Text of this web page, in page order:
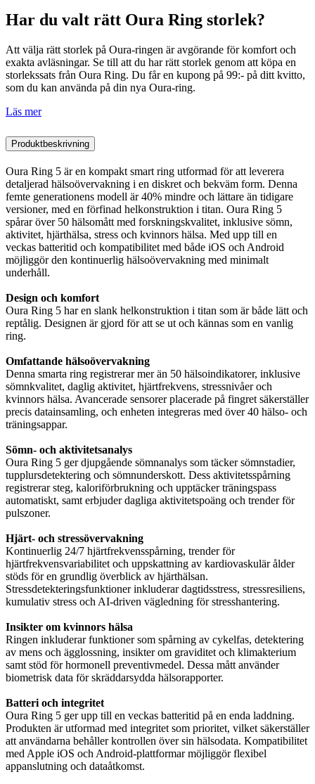
Har du valt rätt Oura Ring storlek?
Att välja rätt storlek på Oura-ringen är avgörande för komfort och
exakta avläsningar. Se till att du har rätt storlek genom att köpa en
storlekssats från Oura Ring. Du får en kupong på 99:- på ditt kvitto,
som du kan använda på din nya Oura-ring.
Läs mer
Produktbeskrivning
Oura Ring 5 är en kompakt smart ring utformad för att leverera
detaljerad hälsoövervakning i en diskret och bekväm form. Denna
femte generationens modell är 40% mindre och lättare än tidigare
versioner, med en förfinad helkonstruktion i titan. Oura Ring 5
spårar över 50 hälsomått med forskningskvalitet, inklusive sömn,
aktivitet, hjärthälsa, stress och kvinnors hälsa. Med upp till en
veckas batteritid och kompatibilitet med både iOS och Android
möjliggör den kontinuerlig hälsoövervakning med minimalt
underhåll.
Design och komfort
Oura Ring 5 har en slank helkonstruktion i titan som är både lätt och
reptålig. Designen är gjord för att se ut och kännas som en vanlig
ring.
Omfattande hälsoövervakning
Denna smarta ring registrerar mer än 50 hälsoindikatorer, inklusive
sömnkvalitet, daglig aktivitet, hjärtfrekvens, stressnivåer och
kvinnors hälsa. Avancerade sensorer placerade på fingret säkerställer
precis datainsamling, och enheten integreras med över 40 hälso- och
träningsappar.
Sömn- och aktivitetsanalys
Oura Ring 5 ger djupgående sömnanalys som täcker sömnstadier,
tupplursdetektering och sömnunderskott. Dess aktivitetsspårning
registrerar steg, kaloriförbrukning och upptäcker träningspass
automatiskt, samt erbjuder dagliga aktivitetspoäng och trender för
pulszoner.
Hjärt- och stressövervakning
Kontinuerlig 24/7 hjärtfrekvensspårning, trender för
hjärtfrekvensvariabilitet och uppskattning av kardiovaskulär ålder
stöds för en grundlig överblick av hjärthälsan.
Stressdetekteringsfunktioner inkluderar dagtidsstress, stressresiliens,
kumulativ stress och AI-driven vägledning för stresshantering.
Insikter om kvinnors hälsa
Ringen inkluderar funktioner som spårning av cykelfas, detektering
av mens och ägglossning, insikter om graviditet och klimakterium
samt stöd för hormonell preventivmedel. Dessa mått använder
biometrisk data för skräddarsydda hälsorapporter.
Batteri och integritet
Oura Ring 5 ger upp till en veckas batteritid på en enda laddning.
Produkten är utformad med integritet som prioritet, vilket säkerställer
att användarna behåller kontrollen över sin hälsodata. Kompatibilitet
med Apple iOS och Android-plattformar möjliggör flexibel
appanslutning och dataåtkomst.